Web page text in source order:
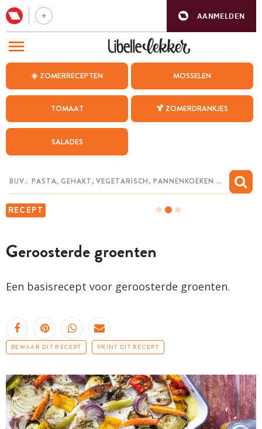
AANMELDEN
☀️ ZOMERRECEPTEN MOSSELEN
TOMAAT 🍹 ZOMERDRANKJES
SALADES
RECEPT
Geroosterde groenten
Een basisrecept voor geroosterde groenten.
BEWAAR DIT RECEPT PRINT DIT RECEPT
BEZOEK ONZE ANDERE WEBSITES
WEEKMENU
CHAT MET MAIA
MIJN BEWAARDE RECEPTEN